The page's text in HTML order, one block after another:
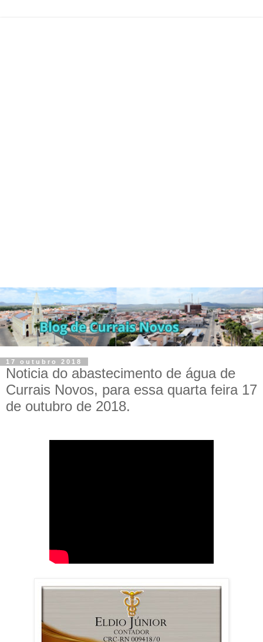
17 outubro 2018
Noticia do abastecimento de água de
Currais Novos, para essa quarta feira 17
de outubro de 2018.